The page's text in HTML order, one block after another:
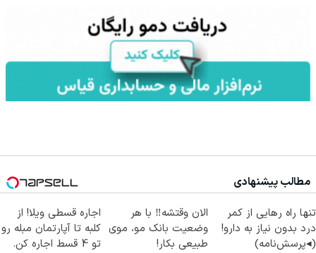
مطالب پیشنهادی
تنها راه رهایی از کمر
درد بدون نیاز به دارو!
(◂پرسش‌نامه)
الان وقتشه‼️ با هر
وضعیت بانک مو، موی
طبیعی بکار!
اجاره‌ قسطی ویلا! از
کلبه تا آپارتمان مبله رو
تو 4 قسط اجاره کن.